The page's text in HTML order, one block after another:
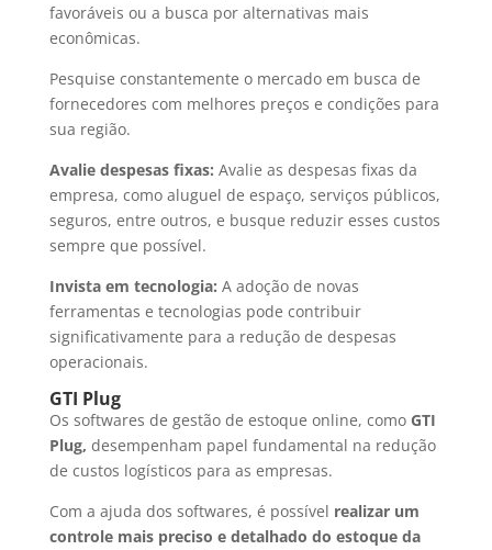
favoráveis ou a busca por alternativas mais
econômicas.
Pesquise constantemente o mercado em busca de
fornecedores com melhores preços e condições para
sua região.
Avalie despesas fixas: Avalie as despesas fixas da
empresa, como aluguel de espaço, serviços públicos,
seguros, entre outros, e busque reduzir esses custos
sempre que possível.
Invista em tecnologia: A adoção de novas
ferramentas e tecnologias pode contribuir
significativamente para a redução de despesas
operacionais.
GTI Plug
Os softwares de gestão de estoque online, como GTI
Plug, desempenham papel fundamental na redução
de custos logísticos para as empresas.
Com a ajuda dos softwares, é possível realizar um
controle mais preciso e detalhado do estoque da